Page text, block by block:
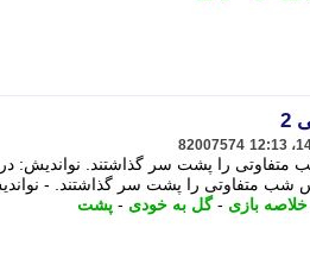
82007574
خلاصه بازی -گل به خودی - پشت